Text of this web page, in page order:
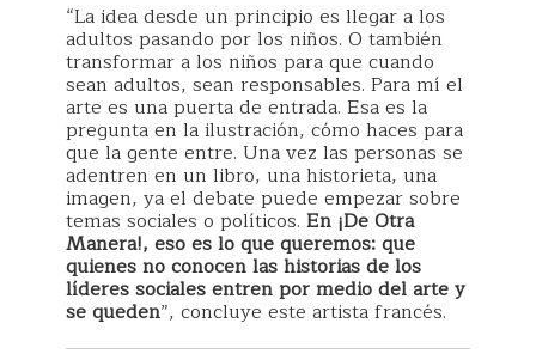
“La idea desde un principio es llegar a los
adultos pasando por los niños. O también
transformar a los niños para que cuando
sean adultos, sean responsables. Para mí el
arte es una puerta de entrada. Esa es la
pregunta en la ilustración, cómo haces para
que la gente entre. Una vez las personas se
adentren en un libro, una historieta, una
imagen, ya el debate puede empezar sobre
temas sociales o políticos. En ¡De Otra
Manera!, eso es lo que queremos: que
quienes no conocen las historias de los
líderes sociales entren por medio del arte y
se queden”, concluye este artista francés.